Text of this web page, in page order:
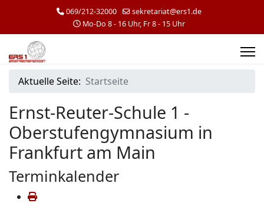
069/212-32000
sekretariat@ers1.de
Mo-Do 8 - 16 Uhr, Fr 8 - 15 Uhr
Aktuelle Seite: Startseite
Ernst-Reuter-Schule 1 -
Oberstufengymnasium in
Frankfurt am Main
Terminkalender